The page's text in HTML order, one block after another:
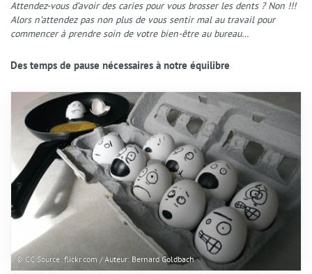
Attendez-vous d’avoir des caries pour vous brosser les dents ? Non !!!
Alors n’attendez pas non plus de vous sentir mal au travail pour
commencer à prendre soin de votre bien-être au bureau…
Des temps de pause nécessaires à notre équilibre
© CC Source: flickr.com / Auteur: Bernard Goldbach